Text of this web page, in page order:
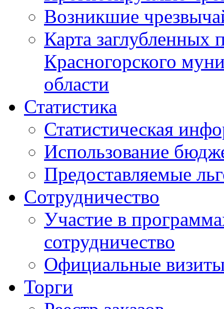
Возникшие
Карта
Красногорского
области
Статистика
Статистическая
Использование
Предоставляемые
Сотрудничество
Участие в
сотрудничество
Официальные
Торги